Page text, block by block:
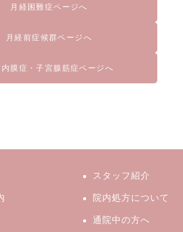
月経困難症ページへ
月経前症候群ページへ
膜症・子宮腺筋症ページへ
スタッフ紹介
院内処方について
通院中の方へ